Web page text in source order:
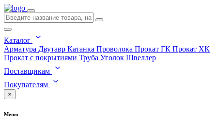
Каталог
Арматура Двутавр Катанка Проволока Прокат ГК Прокат ХК
Прокат с покрытиями Труба Уголок Швеллер
Поставщикам
Покупателям
×
Меню